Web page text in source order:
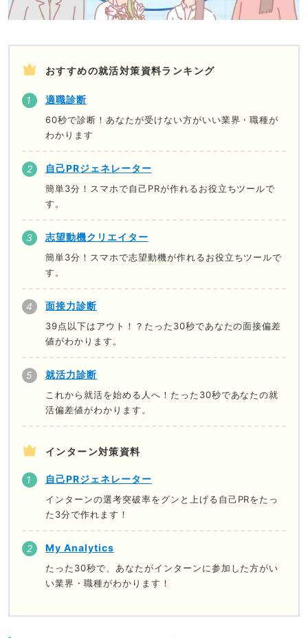
おすすめの就活対策資料ランキング
適職診断
60秒で診断！あなたが受けない方がいい業界・職種が
わかります
自己PRジェネレーター
簡単3分！スマホで自己PRが作れるお役立ちツールで
す。
志望動機クリエイター
簡単3分！スマホで志望動機が作れるお役立ちツールで
す。
面接力診断
39点以下はアウト！？たった30秒であなたの面接偏差
値がわかります。
就活力診断
これから就活を始める人へ！たった30秒であなたの就
活偏差値がわかります。
インターン対策資料
自己PRジェネレーター
インターンの選考突破率をグンと上げる自己PRをたっ
た3分で作れます！
My Analytics
たった30秒で、あなたがインターンに参加した方がい
い業界・職種がわかります！